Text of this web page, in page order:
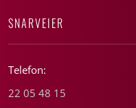
SNARVEIER
Telefon:
22 05 48 15